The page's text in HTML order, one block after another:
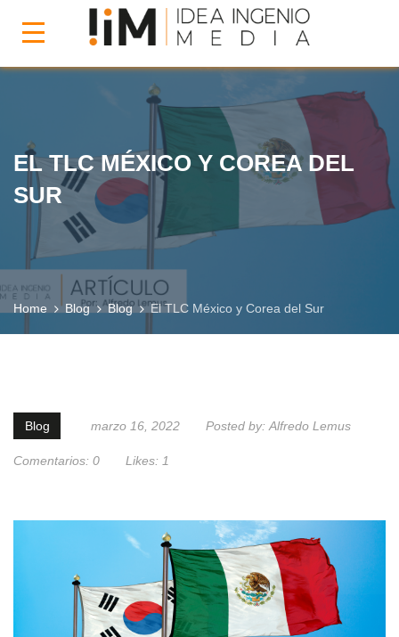
EL TLC MÉXICO Y COREA DEL
SUR
Home Blog Blog El TLC México y Corea del Sur
Blog marzo 16, 2022 Posted by: Alfredo Lemus
Comentarios: 0 Likes: 1